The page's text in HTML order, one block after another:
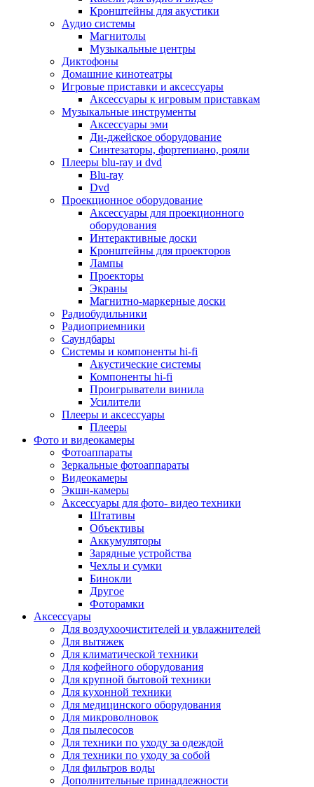
Аксессуары
Для воздухоочистителей и
Для вытяжек
Для климатической техники
Для кофейного оборудования
Для крупной бытовой техники
Для кухонной техники
Для медицинского оборудования
Для микроволновок
Для пылесосов
Для техники по уходу за одеждой
Для техники по уходу за собой
Для фильтров воды
Дополнительные принадлежности
Телевизоры и аксессуары
Телевизоры
Аксессуары для телевизоров
Комплекты спутникового тв
Кронштейны и подставки для тв
Приставки smart box
Прочие аксессуары для тв
Пульты ду
Тв антенны
Цифровые тв ресиверы
Профессиональные панели
Смартфоны и планшеты
Смартфоны
Планшетные устройства
Смарт-часы
Сотовые телефоны
Планшеты для рисования
Электронные книги
Аксессуары для смартфонов и планшетов
Внешние аккумуляторы
Гарнитуры для телефонов
Держатели и подставки
Док станции
Зарядные устройства
Защитные стекла для смартфонов
Кабели и шлейфы
Моноподы
Пленки для планшетов
Прочие аксессуары для телефонов
Стилусы
Трекеры
Чехлы для планшетов
Чехлы для смартфонов
Аксессуары для смарт-часов
Аксессуары к планшетам для рисования
Офис
Принтеры лазерные
Принтеры струйные
Принтеры матричные
Мфу лазерные
Мфу струйные
Мфу светодиодные
Портативные принтеры
Принтеры для печати наклеек
Копировальные аппараты
Сканеры
Плоттеры
Ламинаторы
Кронштейны для акустики
Аудио системы
Магнитолы
Музыкальные центры
Диктофоны
Домашние кинотеатры
Игровые приставки и аксессуары
Аксессуары к игровым приставкам
Музыкальные инструменты
Аксессуары эми
Ди-джейское оборудование
Синтезаторы, фортепиано, рояли
Плееры blu-ray и dvd
Blu-ray
Dvd
Проекционное оборудование
Аксессуары для проекционного
оборудования
Интерактивные доски
Кронштейны для проекторов
Лампы
Проекторы
Экраны
Магнитно-маркерные доски
Радиобудильники
Радиоприемники
Саундбары
Системы и компоненты hi-fi
Акустические системы
Компоненты hi-fi
Проигрыватели винила
Усилители
Плееры и аксессуары
Плееры
Фото и видеокамеры
Фотоаппараты
Зеркальные фотоаппараты
Видеокамеры
Экшн-камеры
Аксессуары для фото- видео техники
Штативы
Объективы
Аккумуляторы
Зарядные устройства
Чехлы и сумки
Бинокли
Другое
Фоторамки
Аксессуары
Для воздухоочистителей и увлажнителей
Для вытяжек
Для климатической техники
Для кофейного оборудования
Для крупной бытовой техники
Для кухонной техники
Для медицинского оборудования
Для микроволновок
Для пылесосов
Для техники по уходу за одеждой
Для техники по уходу за собой
Для фильтров воды
Дополнительные принадлежности